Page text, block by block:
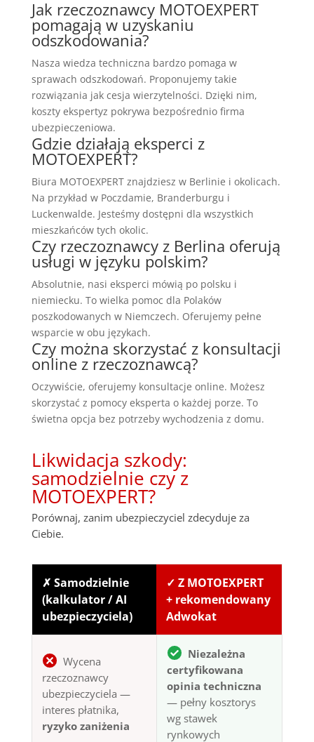
Jak rzeczoznawcy MOTOEXPERT
pomagają w uzyskaniu
odszkodowania?
Nasza wiedza techniczna bardzo pomaga w
sprawach odszkodowań. Proponujemy takie
rozwiązania jak cesja wierzytelności. Dzięki nim,
koszty ekspertyz pokrywa bezpośrednio firma
ubezpieczeniowa.
Gdzie działają eksperci z
MOTOEXPERT?
Biura MOTOEXPERT znajdziesz w Berlinie i okolicach.
Na przykład w Poczdamie, Branderburgu i
Luckenwalde. Jesteśmy dostępni dla wszystkich
mieszkańców tych okolic.
Czy rzeczoznawcy z Berlina oferują
usługi w języku polskim?
Absolutnie, nasi eksperci mówią po polsku i
niemiecku. To wielka pomoc dla Polaków
poszkodowanych w Niemczech. Oferujemy pełne
wsparcie w obu językach.
Czy można skorzystać z konsultacji
online z rzeczoznawcą?
Oczywiście, oferujemy konsultacje online. Możesz
skorzystać z pomocy eksperta o każdej porze. To
świetna opcja bez potrzeby wychodzenia z domu.
Likwidacja szkody:
samodzielnie czy z
MOTOEXPERT?
Porównaj, zanim ubezpieczyciel zdecyduje za
Ciebie.
✗ Samodzielnie
(kalkulator / AI
ubezpieczyciela)
✓ Z MOTOEXPERT
+ rekomendowany
Adwokat
Wycena
rzeczoznawcy
ubezpieczyciela —
interes płatnika,
ryzyko zaniżenia
Niezależna
certyfikowana
opinia techniczna
— pełny kosztorys
wg stawek
rynkowych